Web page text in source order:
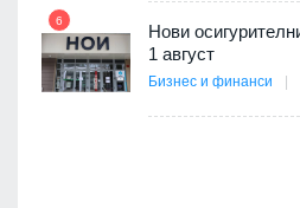
6
Нови
1 август
Бизнес и финанси